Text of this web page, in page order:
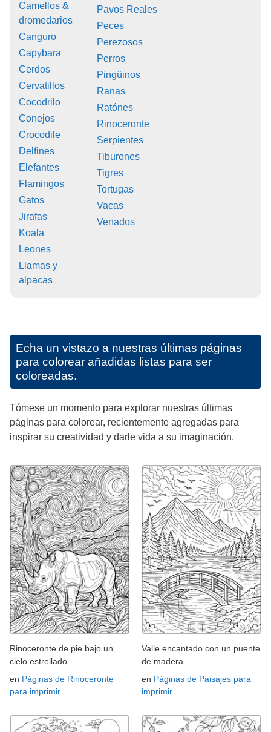
Camellos &
dromedarios
Canguro
Capybara
Cerdos
Cervatillos
Cocodrilo
Conejos
Crocodile
Delfines
Elefantes
Flamingos
Gatos
Jirafas
Koala
Leones
Llamas y
alpacas
Pavos Reales
Peces
Perezosos
Perros
Pingüinos
Ranas
Ratónes
Rinoceronte
Serpientes
Tiburones
Tigres
Tortugas
Vacas
Venados
Echa un vistazo a nuestras últimas páginas
para colorear añadidas listas para ser
coloreadas.
Tómese un momento para explorar nuestras últimas
páginas para colorear, recientemente agregadas para
inspirar su creatividad y darle vida a su imaginación.
Rinoceronte de pie bajo un
cielo estrellado
en Páginas de Rinoceronte
para imprimir
Valle encantado con un puente
de madera
en Páginas de Paisajes para
imprimir